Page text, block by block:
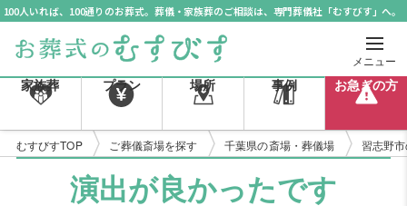
100人いれば、100通りのお葬式。葬儀・家族葬のご相談は、専門葬儀社「むすびす」へ。
メニュー
家族葬 プラン 場所 事例 お急ぎの方
むすびすTOP ご葬儀斎場を探す 千葉県の斎場・葬儀場 習志野
演出が良かったです